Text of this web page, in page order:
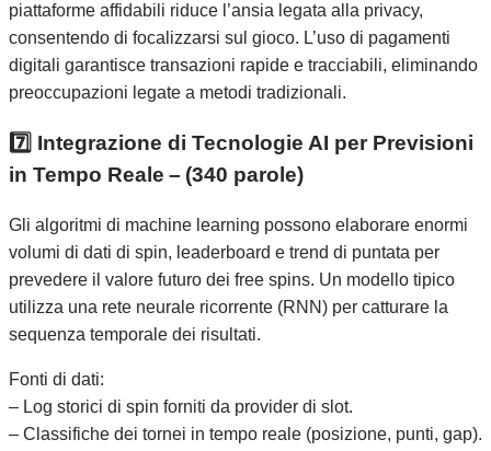
piattaforme affidabili riduce l’ansia legata alla privacy,
consentendo di focalizzarsi sul gioco. L’uso di pagamenti
digitali garantisce transazioni rapide e tracciabili, eliminando
preoccupazioni legate a metodi tradizionali.
7️⃣ Integrazione di Tecnologie AI per Previsioni
in Tempo Reale – (340 parole)
Gli algoritmi di machine learning possono elaborare enormi
volumi di dati di spin, leaderboard e trend di puntata per
prevedere il valore futuro dei free spins. Un modello tipico
utilizza una rete neurale ricorrente (RNN) per catturare la
sequenza temporale dei risultati.
Fonti di dati:
– Log storici di spin forniti da provider di slot.
– Classifiche dei tornei in tempo reale (posizione, punti, gap).